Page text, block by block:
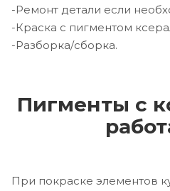
-Ремонт детали если
-Краска с пигментом
-Разборка/сборка.
Пигменты с
При покраске элементов